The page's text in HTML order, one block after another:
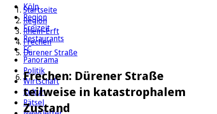
Köln
Region
Freizeit
Restaurants
FC
Panorama
Politik
Wirtschaft
Kultur
Rätsel
Startseite
Region
Rhein-Erft
Frechen
Dürener Straße
Frechen: Dürener Straße
teilweise in katastrophalem
Zustand